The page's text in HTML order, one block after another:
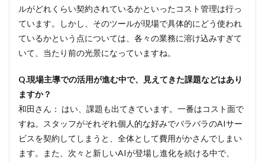
ルがどれくらい契約されているかといったコスト管理は行っ
ています。しかし、そのツールが現場で具体的にどう使われ
ているかという点については、各々の業務に溶け込みすぎて
いて、当たり前の光景になっていますね。
Q.現場主導での活用が進む中で、見えてきた課題などはあり
ますか？
和田さん： はい、課題も出てきています。一番はコスト面で
すね。スタッフがそれぞれ個人的な好みでバラバラのAIサー
ビスを契約してしまうと、全体として費用がかさんでしまい
ます。また、次々と新しいAIが登場し進化を続ける中で、